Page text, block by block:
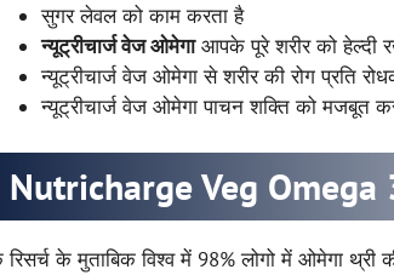
सुगर लेवल को काम करता है
न्यूट्रीचार्ज वेज ओमेगाआपके पूरे शरीर को हेल्दी
न्यूट्रीचार्ज वेज ओमेगा से शरीर की रोग प्रति
न्यूट्रीचार्ज वेज ओमेगा पाचन शक्ति को मजबूत
Nutricharge Veg
रिसर्च के मुताबिक विश्व में 98% लोगो में ओमेगा